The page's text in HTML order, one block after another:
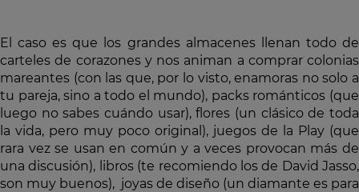
El caso es que los grandes almacenes llenan todo de
carteles de corazones y nos animan a comprar colonias
mareantes (con las que, por lo visto, enamoras no solo a
tu pareja, sino a todo el mundo), packs románticos (que
luego no sabes cuándo usar), flores (un clásico de toda
la vida, pero muy poco original), juegos de la Play (que
rara vez se usan en común y a veces provocan más de
una discusión), libros (te recomiendo los de David Jasso,
son muy buenos), joyas de diseño (un diamante es para